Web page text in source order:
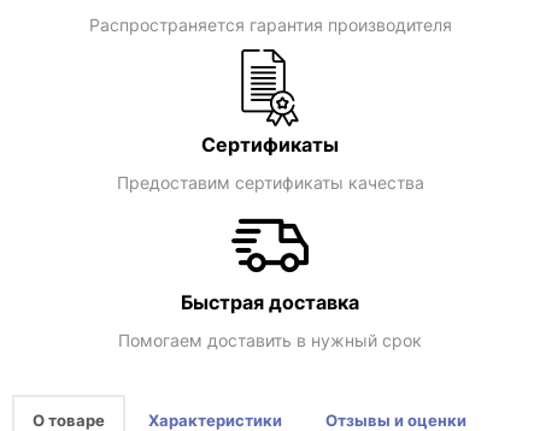
Распространяется гарантия производителя
Сертификаты
Предоставим сертификаты качества
Быстрая доставка
Помогаем доставить в нужный срок
О товаре Характеристики Отзывы и оценки